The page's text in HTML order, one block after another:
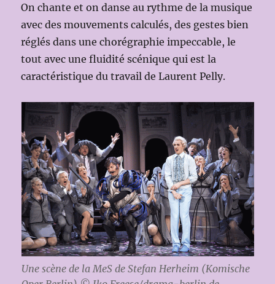
On chante et on danse au rythme de la musique
avec des mouvements calculés, des gestes bien
réglés dans une chorégraphie impeccable, le
tout avec une fluidité scénique qui est la
caractéristique du travail de Laurent Pelly.
Une scène de la MeS de Stefan Herheim (Komische